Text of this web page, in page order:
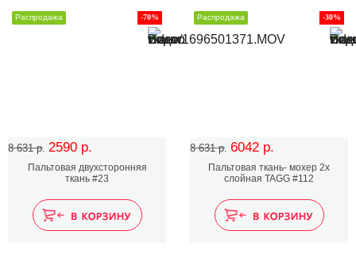
8 631 р. 2590 р.
-70%
Распродажа
Пальтовая двухсторонняя
ткань #23
8 631 р. 6042 р.
-30%
Распродажа
Пальтовая ткань- мохер 2х
слойная TAGG #112